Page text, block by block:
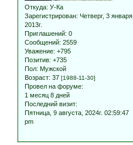
Откуда: У-Ка
Зарегистрирован: Четверг, 3 января,
2013г.
Приглашений: 0
Сообщений: 2559
Уважение: +795
Позитив: +735
Пол: Мужской
Возраст: 37 [1988-11-30]
Провел на форуме:
1 месяц 8 дней
Последний визит:
Пятница, 9 августа, 2024г. 02:59:47
pm